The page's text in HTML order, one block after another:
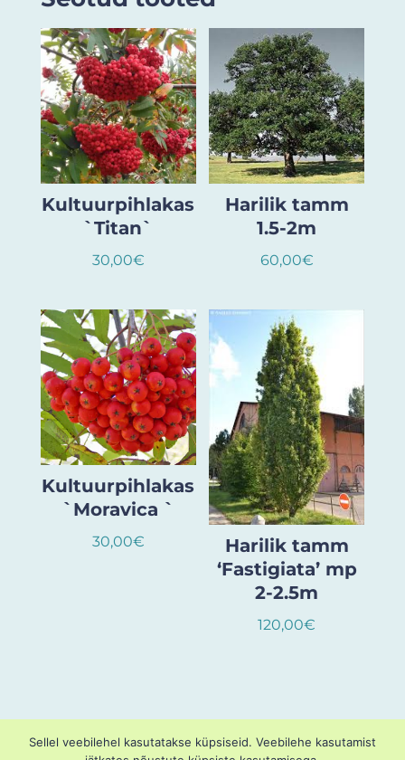
Kultuurpihlakas
`Titan`
30,00€
Harilik tamm
1.5-2m
60,00€
Kultuurpihlakas
`Moravica `
30,00€
Harilik tamm
‘Fastigiata’ mp
2-2.5m
120,00€
Sellel veebilehel kasutatakse küpsiseid. Veebilehe kasutamist